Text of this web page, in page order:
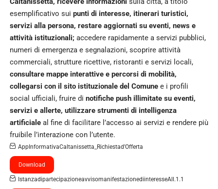
esemplificativo sui punti di interesse, itinerari turistici,
servizi alla persona, restare aggiornati su eventi, news e
attività istituzionali; accedere rapidamente a servizi pubblici,
numeri di emergenza e segnalazioni, scoprire attività
commerciali, strutture ricettive, ristoranti e servizi locali,
consultare mappe interattive e percorsi di mobilità,
collegarsi con il sito istituzionale del Comune e i profili
social ufficiali, fruire di notifiche push illimitate su eventi,
servizi e allerte, utilizzare strumenti di intelligenza
artificiale al fine di facilitare l’accesso ai servizi e rendere più
fruibile l’interazione con l’utente.
AppInformativaCaltanissetta_Richiestad’Offerta
Download
IstanzadipartecipazioneavvisomanifestazionediinteresseAll.1.1